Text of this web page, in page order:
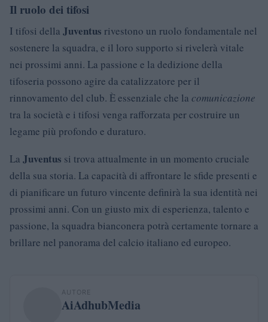
Il ruolo dei tifosi
I tifosi della Juventus rivestono un ruolo fondamentale nel
sostenere la squadra, e il loro supporto si rivelerà vitale
nei prossimi anni. La passione e la dedizione della
tifoseria possono agire da catalizzatore per il
rinnovamento del club. È essenziale che la comunicazione
tra la società e i tifosi venga rafforzata per costruire un
legame più profondo e duraturo.
La Juventus si trova attualmente in un momento cruciale
della sua storia. La capacità di affrontare le sfide presenti e
di pianificare un futuro vincente definirà la sua identità nei
prossimi anni. Con un giusto mix di esperienza, talento e
passione, la squadra bianconera potrà certamente tornare a
brillare nel panorama del calcio italiano ed europeo.
AUTORE
AiAdhubMedia